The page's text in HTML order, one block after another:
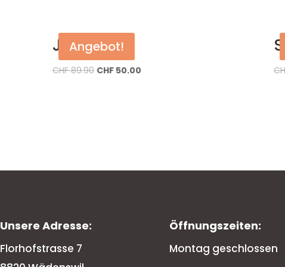
Angebot!
Jacke
CHF89.90 CHF50.00
Unsere Adresse:
Florhofstrasse 7
Öffnungszeiten:
Montag geschlossen